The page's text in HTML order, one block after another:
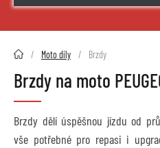
2HMOTO.cz Moto díly Brzdy
Brzdy na moto
Brzdy dělí úspěšnou jízdu od
vše potřebné pro repasi i